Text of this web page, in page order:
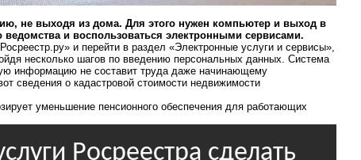
не выходя из дома. Для этого нужен компьютер и выход в
ведомства и воспользоваться электронными сервисами.
и перейти в раздел «Электронные услуги и сервисы»,
несколько шагов по введению персональных данных. Система
информацию не составит труда даже начинающему
сведения о кадастровой стоимости недвижимости
уменьшение пенсионного обеспечения для работающих